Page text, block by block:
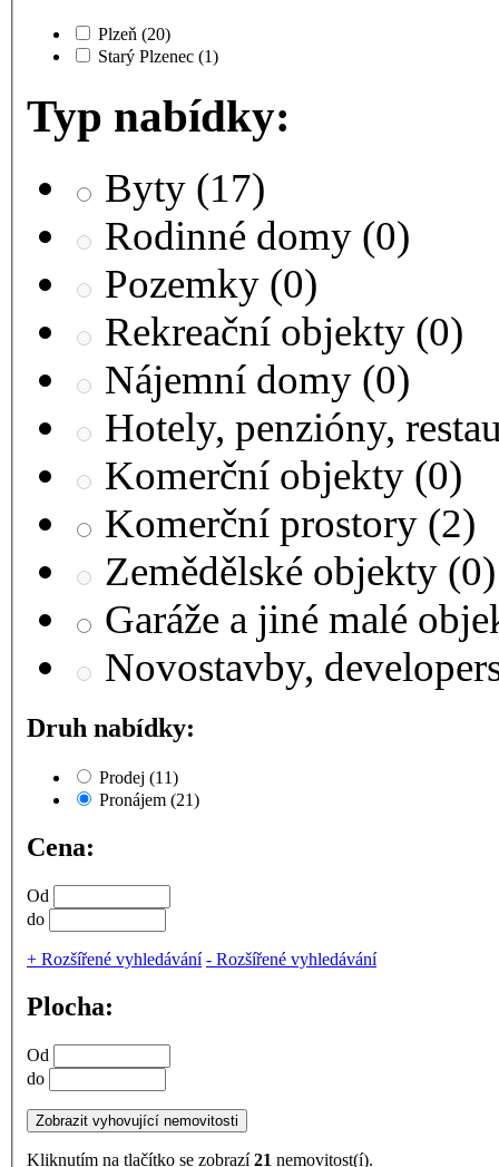
Plzeň (20)
Starý Plzenec (1)
Typ nabídky:
Byty (17)
Rodinné domy (0)
Pozemky (0)
Rekreační objekty (0)
Nájemní domy (0)
Hotely, penzióny,
Komerční objekty (0)
Komerční prostory (2)
Zemědělské objekty (0)
Garáže a jiné malé
Novostavby,
Druh nabídky:
Prodej (11)
Pronájem (21)
Cena:
Od
do
+ Rozšířené vyhledávání - Rozšířené vyhledávání
Plocha:
Od
do
Kliknutím na tlačítko se zobrazí21 nemovitost(í).